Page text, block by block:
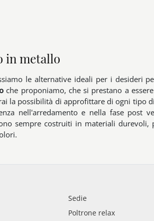
in metallo
le alternative ideali per i desideri
che proponiamo, che si prestano a
la possibilità di approfittare di ogni tipo
nell'arredamento e nella fase post
sempre costruiti in materiali durevoli,
Sedie
Poltrone relax